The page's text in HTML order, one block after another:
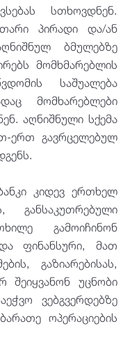
სთხოვდნენ.
პირადი და/ან
ბმულებზე
მომხმარებლის
საშუალება
მომხარებლები
აღნიშნული სქემა
ერთ გავრცელებულ
კიდევ ერთხელ
განსაკუთრებული
გამოიჩინონ
ფინანსური, მათ
გაზიარებისას,
შეიყვანონ უცნობი
ვებგვერდებზე
ოპერაციების